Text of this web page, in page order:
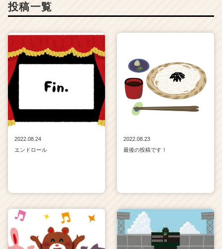
投稿一覧
2022.08.24
エンドロール
2022.08.23
最後の投稿です！